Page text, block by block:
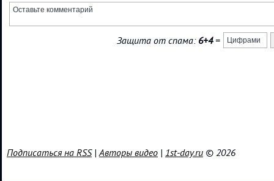
Защита от спама: 6+4=
Подписаться на RSS|Авторы видео | 1st-day.ru © 2026